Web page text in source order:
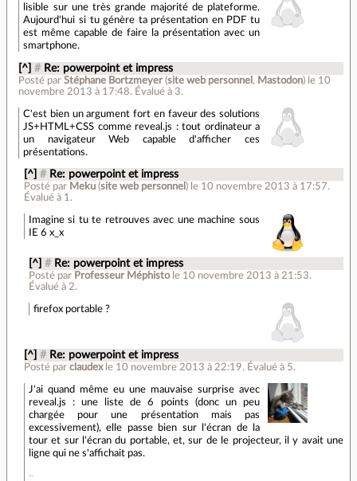
lisible sur une très grande majorité de plateforme.
Aujourd'hui si tu génère ta présentation en PDF tu
est même capable de faire la présentation avec un
smartphone.
[^] # Re: powerpoint et impress
Posté parStéphane Bortzmeyer (site web personnel , Mastodon) le 10
novembre 2013 à 17:48. Évalué à 3.
C'est bien un argument fort en faveur des solutions
JS+HTML+CSS comme reveal.js : tout ordinateur a
un navigateur Web capable d'afficher ces
présentations.
[^] # Re: powerpoint et impress
Posté par Meku(site web personnel ) le 10 novembre 2013 à 17:57.
Évalué à 1 .
Imagine si tu te retrouves avec une machine sous
IE 6 x_x
[^] # Re: powerpoint et impress
Posté par Professeur Méphisto le 10 novembre 2013 à 21:53.
Évalué à 2.
firefox portable ?
[^] # Re: powerpoint et impress
Posté par claudex le 10 novembre 2013 à 22:19. Évalué à 5.
J'ai quand même eu une mauvaise surprise avec
reveal.js : une liste de 6 points (donc un peu
chargée pour une présentation mais pas
excessivement), elle passe bien sur l'écran de la
tour et sur l'écran du portable, et, sur de le projecteur, il y avait une
ligne qui ne s'affichait pas.